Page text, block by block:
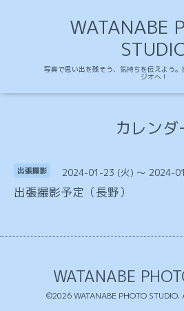
WATANABE
写真で思い出を残そう、気持ちを伝えよう
ジオへ！
カレンダ
出張撮影 2024-01-23 (火) ～ 2024-
出張撮影予定（長野）
WATANABE
©2026WATANABE PHOTO STUDIO.